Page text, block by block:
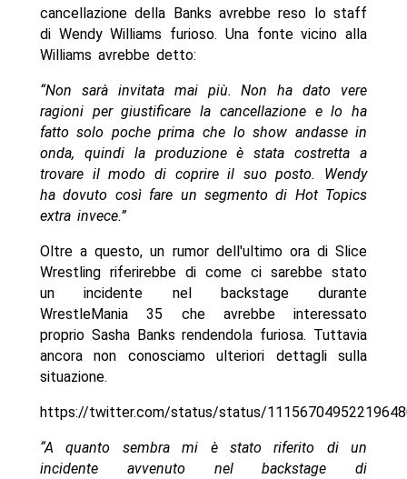
cancellazione della Banks avrebbe reso lo staff
di Wendy Williams furioso. Una fonte vicino alla
Williams avrebbe detto:
“Non sarà invitata mai più. Non ha dato vere
ragioni per giustificare la cancellazione e lo ha
fatto solo poche prima che lo show andasse in
onda, quindi la produzione è stata costretta a
trovare il modo di coprire il suo posto. Wendy
ha dovuto così fare un segmento di Hot Topics
extra invece.”
Oltre a questo, un rumor dell'ultimo ora di Slice
Wrestling riferirebbe di come ci sarebbe stato
un incidente nel backstage durante
WrestleMania 35 che avrebbe interessato
proprio Sasha Banks rendendola furiosa. Tuttavia
ancora non conosciamo ulteriori dettagli sulla
situazione.
https://twitter.com/status/status/
“A quanto sembra mi è stato riferito di un
incidente avvenuto nel backstage di